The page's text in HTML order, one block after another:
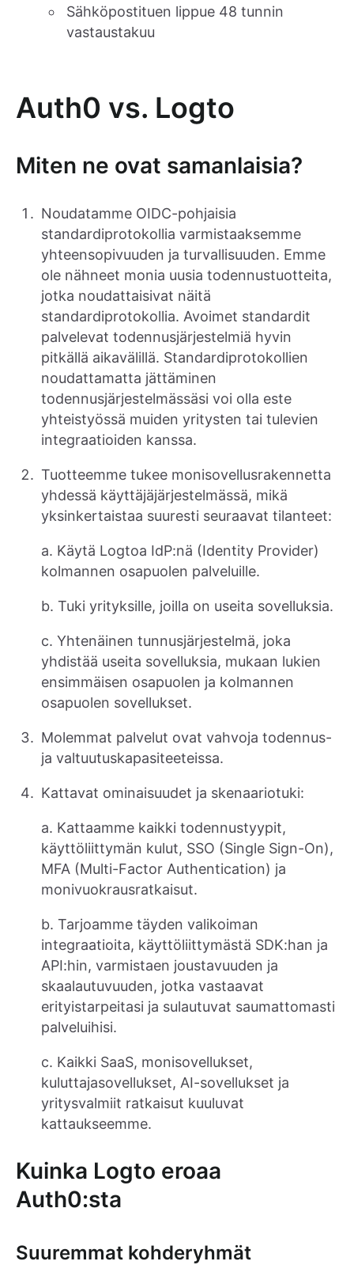
Sähköpostituen lippue 48 tunnin
vastaustakuu
Auth0 vs. Logto
Miten ne ovat samanlaisia?
Noudatamme OIDC-pohjaisia
standardiprotokollia varmistaaksemme
yhteensopivuuden ja turvallisuuden. Emme
ole nähneet monia uusia todennustuotteita,
jotka noudattaisivat näitä
standardiprotokollia. Avoimet standardit
palvelevat todennusjärjestelmiä hyvin
pitkällä aikavälillä. Standardiprotokollien
noudattamatta jättäminen
todennusjärjestelmässäsi voi olla este
yhteistyössä muiden yritysten tai tulevien
integraatioiden kanssa.
Tuotteemme tukee monisovellusrakennetta
yhdessä käyttäjäjärjestelmässä, mikä
yksinkertaistaa suuresti seuraavat tilanteet:
a. Käytä Logtoa IdP:nä (Identity Provider)
kolmannen osapuolen palveluille.
b. Tuki yrityksille, joilla on useita sovelluksia.
c. Yhtenäinen tunnusjärjestelmä, joka
yhdistää useita sovelluksia, mukaan lukien
ensimmäisen osapuolen ja kolmannen
osapuolen sovellukset.
Molemmat palvelut ovat vahvoja todennus-
ja valtuutuskapasiteeteissa.
Kattavat ominaisuudet ja skenaariotuki:
a. Kattaamme kaikki todennustyypit,
käyttöliittymän kulut, SSO (Single Sign-On),
MFA (Multi-Factor Authentication) ja
monivuokrausratkaisut.
b. Tarjoamme täyden valikoiman
integraatioita, käyttöliittymästä SDK:han ja
API:hin, varmistaen joustavuuden ja
skaalautuvuuden, jotka vastaavat
erityistarpeitasi ja sulautuvat saumattomasti
palveluihisi.
c. Kaikki SaaS, monisovellukset,
kuluttajasovellukset, AI-sovellukset ja
yritysvalmiit ratkaisut kuuluvat
kattaukseemme.
Kuinka Logto eroaa
Auth0:sta
Suuremmat kohderyhmät